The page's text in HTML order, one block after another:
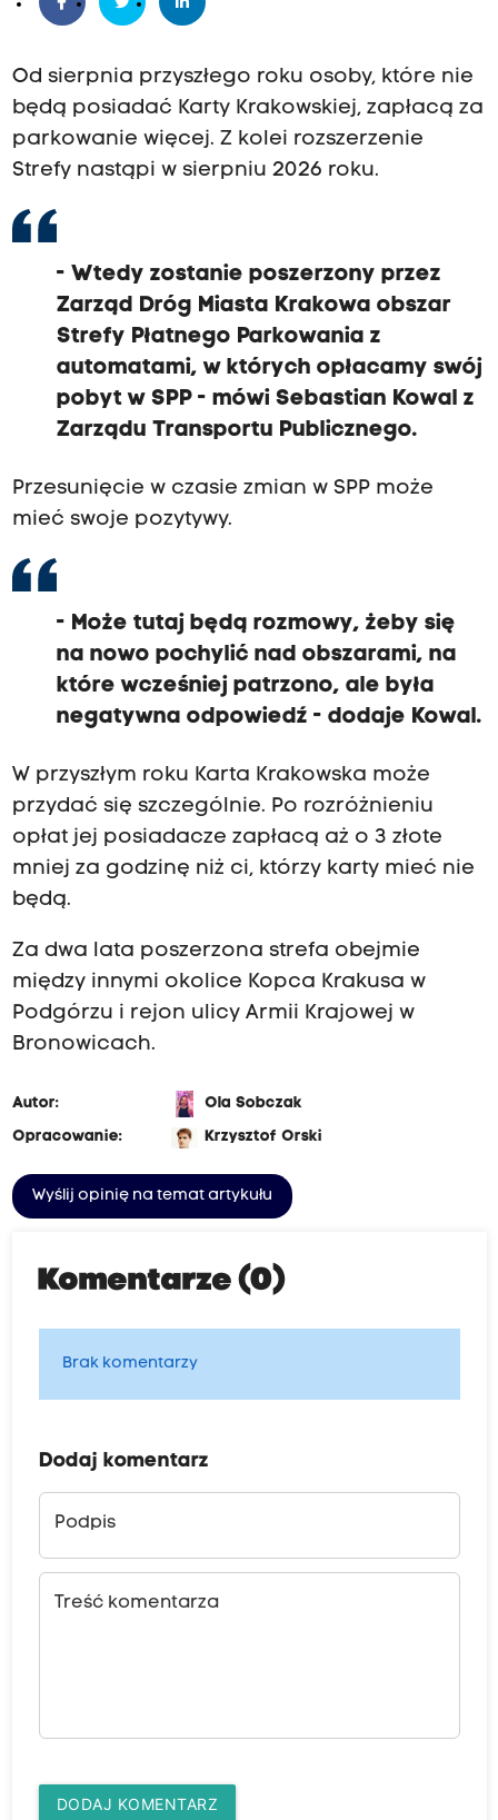
Od sierpnia przyszłego roku osoby, które nie
będą posiadać Karty Krakowskiej, zapłacą za
parkowanie więcej. Z kolei rozszerzenie
Strefy nastąpi w sierpniu 2026 roku.
- Wtedy zostanie poszerzony przez
Zarząd Dróg Miasta Krakowa obszar
Strefy Płatnego Parkowania z
automatami, w których opłacamy swój
pobyt w SPP - mówi Sebastian Kowal z
Zarządu Transportu Publicznego.
Przesunięcie w czasie zmian w SPP może
mieć swoje pozytywy.
- Może tutaj będą rozmowy, żeby się
na nowo pochylić nad obszarami, na
które wcześniej patrzono, ale była
negatywna odpowiedź - dodaje Kowal.
W przyszłym roku Karta Krakowska może
przydać się szczególnie. Po rozróżnieniu
opłat jej posiadacze zapłacą aż o 3 złote
mniej za godzinę niż ci, którzy karty mieć nie
będą.
Za dwa lata poszerzona strefa obejmie
między innymi okolice Kopca Krakusa w
Podgórzu i rejon ulicy Armii Krajowej w
Bronowicach.
Autor:
Ola Sobczak
Opracowanie:
Krzysztof Orski
Wyślij opinię na temat artykułu
Komentarze (0)
Brak komentarzy
Dodaj komentarz
Podpis
Treść komentarza
DODAJ KOMENTARZ